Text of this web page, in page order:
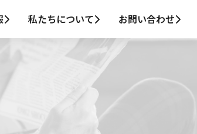
私たちについて お問い合わせ